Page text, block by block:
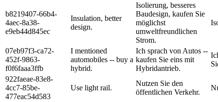
b8219407-66b4-
4aec-8a38-
e9eb44d845ec
Insulation, better
design.
Isolierung, besseres
Baudesign, kaufen Sie
möglichst
umweltfreundlichen
Strom.
07eb97f3-ca72-
452f-9863-
f0f6faaa3ffb
I mentioned
automobiles -- buy a
hybrid.
Ich sprach von Autos --
kaufen Sie eins mit
Hybridantrieb.
922faeae-83e8-
4cc7-85be-
477eac54d583
Use light rail.
Nutzen Sie den
öffentlichen Verkehr.